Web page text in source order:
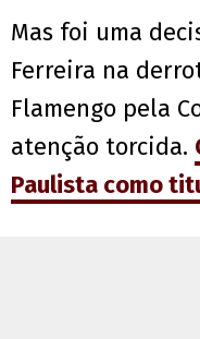
Mas foi uma
Ferreira na
Flamengo pela
atenção torcida.
Paulista como